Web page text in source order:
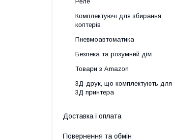
Комплектуючі для збирання
коптерів
Пневмоавтоматика
Безпека та розумний дім
Товари з Amazon
3Д-друк, що комплектують для
3Д принтера
Доставка і оплата
Повернення та обмін